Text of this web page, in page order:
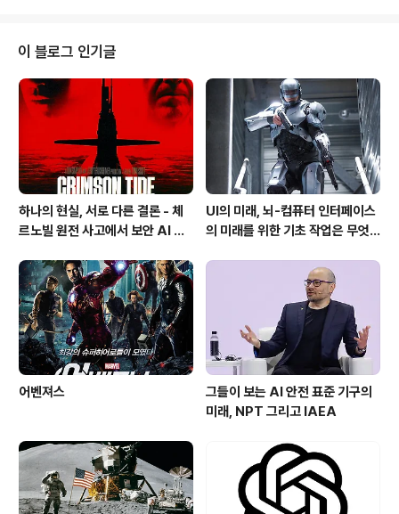
표현할 만한 UI의 중요성이다. 이것이 제대로 표현되어야
사용자가 정보를 받아들이는 것에 문제가 없기 때문이다.
그리고 이 UI의 완성도가 UX의 완성도로 이어진다. 등산하
는 사람에게 이런 형태의 앱은 아무런 문제가 되지 않는다.
자신의 이동 궤적을 확인하고 그것에 따른 고도를 파악할
수 있다면 그것만으로도 충분하며..
이 블로그 인기글
하나의 현실, 서로 다른 결론 - 체
르노빌 원전 사고에서 보안 AI 사
이몽
UI의 미래, 뇌-컴퓨터 인터페이스
의 미래를 위한 기초 작업은 무엇
어벤져스
그들이 보는 AI 안전 표준 기구의
미래, NPT 그리고 IAEA